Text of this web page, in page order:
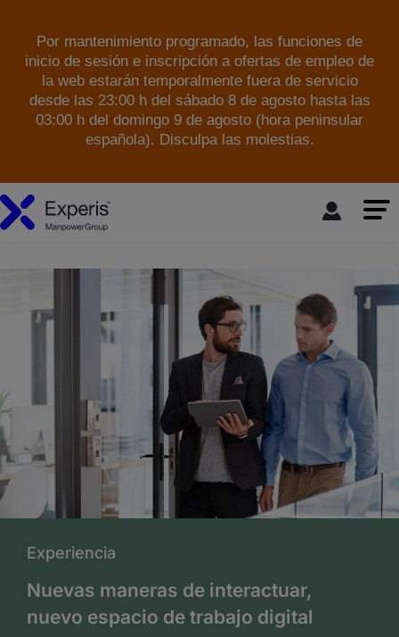
Por mantenimiento programado, las funciones de
inicio de sesión e inscripción a ofertas de empleo de
la web estarán temporalmente fuera de servicio
desde las 23:00 h del sábado 8 de agosto hasta las
03:00 h del domingo 9 de agosto (hora peninsular
española). Disculpa las molestias.
Experiencia
Nuevas maneras de interactuar,
nuevo espacio de trabajo digital